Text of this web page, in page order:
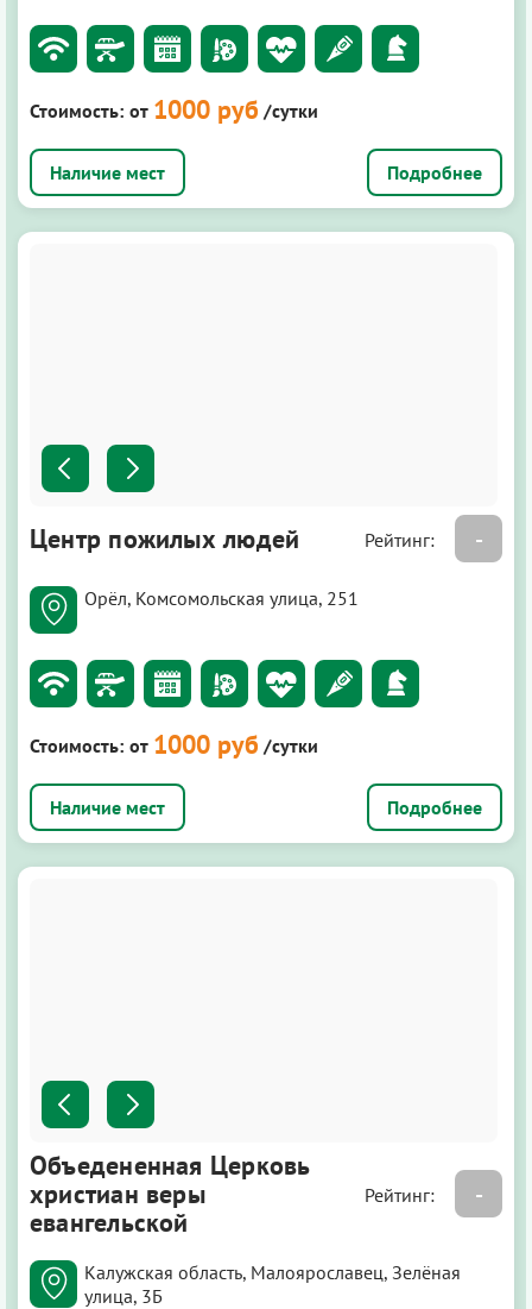
Стоимость: от 1000 руб /сутки
Подробнее
Центр пожилых людей Рейтинг: -
Орёл, Комсомольская улица, 251
Стоимость: от 1000 руб /сутки
Подробнее
Объедененная Церковь
христиан веры
евангельской
Рейтинг: -
Калужская область, Малоярославец, Зелёная
улица, 3Б